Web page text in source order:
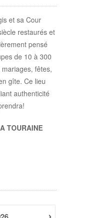
et sa Cour
restaurés et
pensé
de 10 à 300
fêtes,
gîte. Ce lieu
authenticité
TOURAINE